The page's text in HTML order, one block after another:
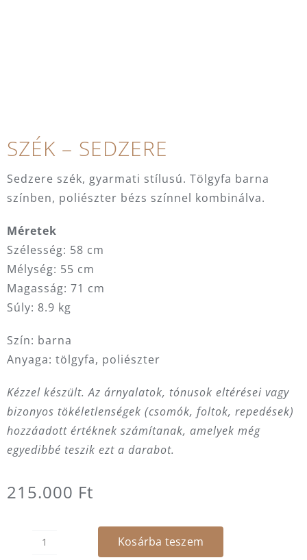
SZÉK – SEDZERE
Sedzere szék, gyarmati stílusú. Tölgyfa barna
színben, poliészter bézs színnel kombinálva.
Méretek
Szélesség: 58 cm
Mélység: 55 cm
Magasság: 71 cm
Súly: 8.9 kg
Szín: barna
Anyaga: tölgyfa, poliészter
Kézzel készült. Az árnyalatok, tónusok eltérései vagy
bizonyos tökéletlenségek (csomók, foltok, repedések)
hozzáadott értéknek számítanak, amelyek még
egyedibbé teszik ezt a darabot.
215.000 Ft
Szék
Kosárba teszem